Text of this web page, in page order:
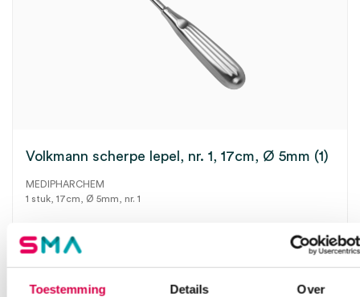
Toestemming Details Over
Volkmann scherpe lepel, nr. 1, 17cm, Ø 5mm (1)
MEDIPHARCHEM
1 stuk, 17cm, Ø 5mm, nr. 1
Direct leverbaar
25.74
incl. BTW